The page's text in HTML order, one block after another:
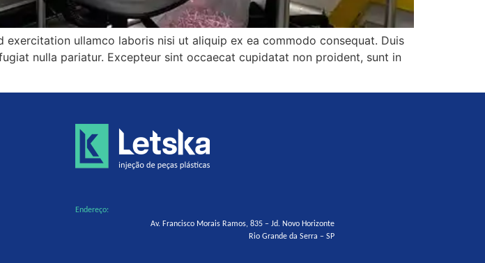
ullamco laboris nisi ut aliquip ex ea commodo consequat. Duis
nulla pariatur. Excepteur sint occaecat cupidatat non proident, sunt in
Endereço:
Av. Francisco Morais Ramos, 835 – Jd. Novo Horizonte
Rio Grande da Serra – SP